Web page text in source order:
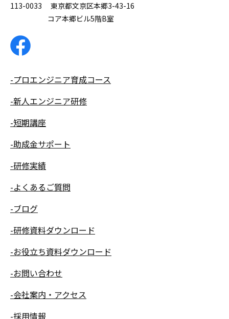
113-0033 東京都文京区本郷3-43-16
コア本郷ビル5階B室
-プロエンジニア育成コース
-新人エンジニア研修
-短期講座
-助成金サポート
-研修実績
-よくあるご質問
-ブログ
-研修資料ダウンロード
-お役立ち資料ダウンロード
-お問い合わせ
-会社案内・アクセス
-採用情報